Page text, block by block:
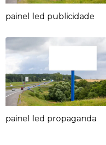
painel led publicidade
painel led propaganda